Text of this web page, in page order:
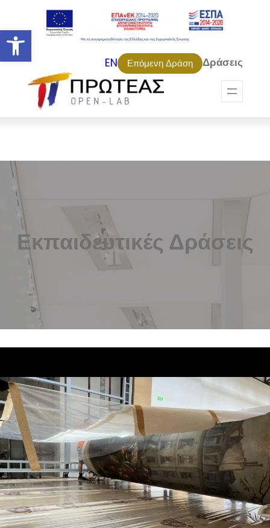
Ανοίξτε τη γραμμή εργαλείων
EN Επόμενη Δράση Δράσεις
Εκπαιδευτικές Δράσεις